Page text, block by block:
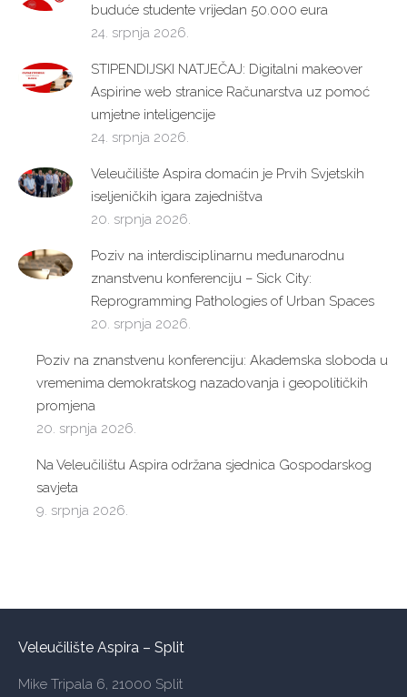
buduće studente vrijedan 50.000 eura
24. srpnja 2026.
STIPENDIJSKI NATJEČAJ: Digitalni makeover
Aspirine web stranice Računarstva uz pomoć
umjetne inteligencije
24. srpnja 2026.
Veleučilište Aspira domaćin je Prvih Svjetskih
iseljeničkih igara zajedništva
20. srpnja 2026.
Poziv na interdisciplinarnu međunarodnu
znanstvenu konferenciju – Sick City:
Reprogramming Pathologies of Urban Spaces
20. srpnja 2026.
Poziv na znanstvenu konferenciju: Akademska sloboda u
vremenima demokratskog nazadovanja i geopolitičkih
promjena
20. srpnja 2026.
Na Veleučilištu Aspira održana sjednica Gospodarskog
savjeta
9. srpnja 2026.
Veleučilište Aspira – Split
Mike Tripala 6, 21000 Split